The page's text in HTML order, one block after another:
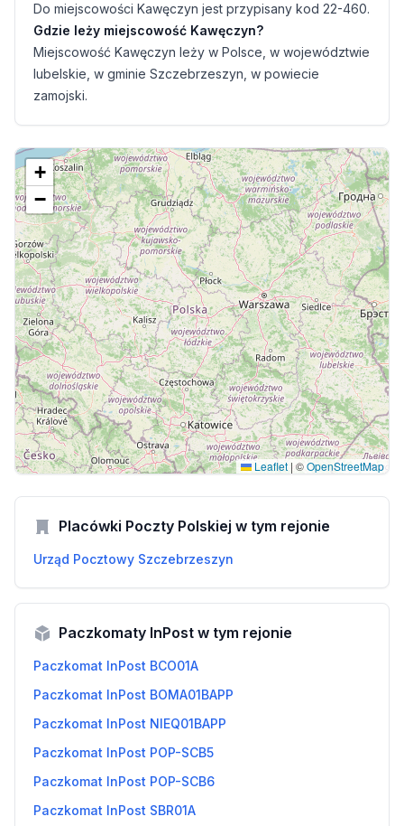
Do miejscowości Kawęczyn jest przypisany kod 22-460.
Gdzie leży miejscowość Kawęczyn?
Miejscowość Kawęczyn leży w Polsce, w województwie
lubelskie, w gminie Szczebrzeszyn, w powiecie
zamojski.
+
−
Leaflet | ©OpenStreetMap
Placówki Poczty Polskiej w tym rejonie
Urząd Pocztowy Szczebrzeszyn
Paczkomaty InPost w tym rejonie
Paczkomat InPost BCO01A
Paczkomat InPost BOMA01BAPP
Paczkomat InPost NIEQ01BAPP
Paczkomat InPost POP-SCB5
Paczkomat InPost POP-SCB6
Paczkomat InPost SBR01A